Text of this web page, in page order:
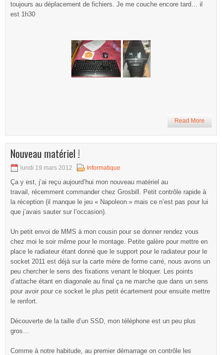
toujours au déplacement de fichiers. Je me couche encore tard… il
est 1h30
Read More
Nouveau matériel !
lundi 19 mars 2012 Informatique
Ça y est, j’ai reçu aujourd’hui mon nouveau matériel au
travail, récemment commander chez Grosbill. Petit contrôle rapide à
la réception (il manque le jeu « Napoleon » mais ce n’est pas pour lui
que j’avais sauter sur l’occasion).
Un petit envoi de MMS à mon cousin pour se donner rendez vous
chez moi le soir même pour le montage. Petite galère pour mettre en
place le radiateur étant donné que le support pour le radiateur pour le
socket 2011 est déjà sur la carte mère de forme carré, nous avons un
peu chercher le sens des fixations venant le bloquer. Les points
d’attache étant en diagonale au final ça ne marche que dans un sens
pour avoir pour ce socket le plus petit écartement pour ensuite mettre
le renfort.
Découverte de la taille d’un SSD, mon téléphone est un peu plus
gros…
Comme à notre habitude, au premier démarrage on contrôle les